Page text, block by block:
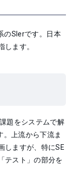
のSIerです。日本
ます。
題をシステムで解
。上流から下流ま
しますが、特にSE
テスト」の部分を